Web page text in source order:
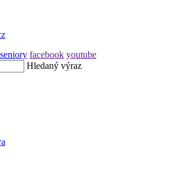
facebook youtube
Hledaný výraz